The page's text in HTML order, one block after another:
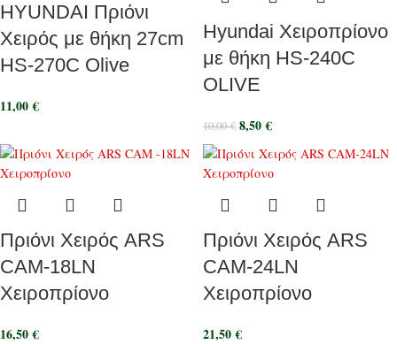
HYUNDAI Πριόνι
Χειρός με θήκη 27cm
HS-270C Olive
11,00€
Hyundai Χειροπρίονο
με θήκη HS-240C
OLIVE
10,00€ 8,50€
Πριόνι Χειρός ARS
CAM-18LN
Χειροπρίονο
16,50€
Πριόνι Χειρός ARS
CAM-24LN
Χειροπρίονο
21,50€